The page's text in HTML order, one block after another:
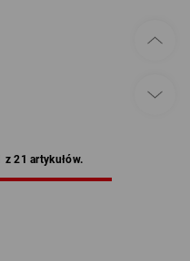
z 21 artykułów.